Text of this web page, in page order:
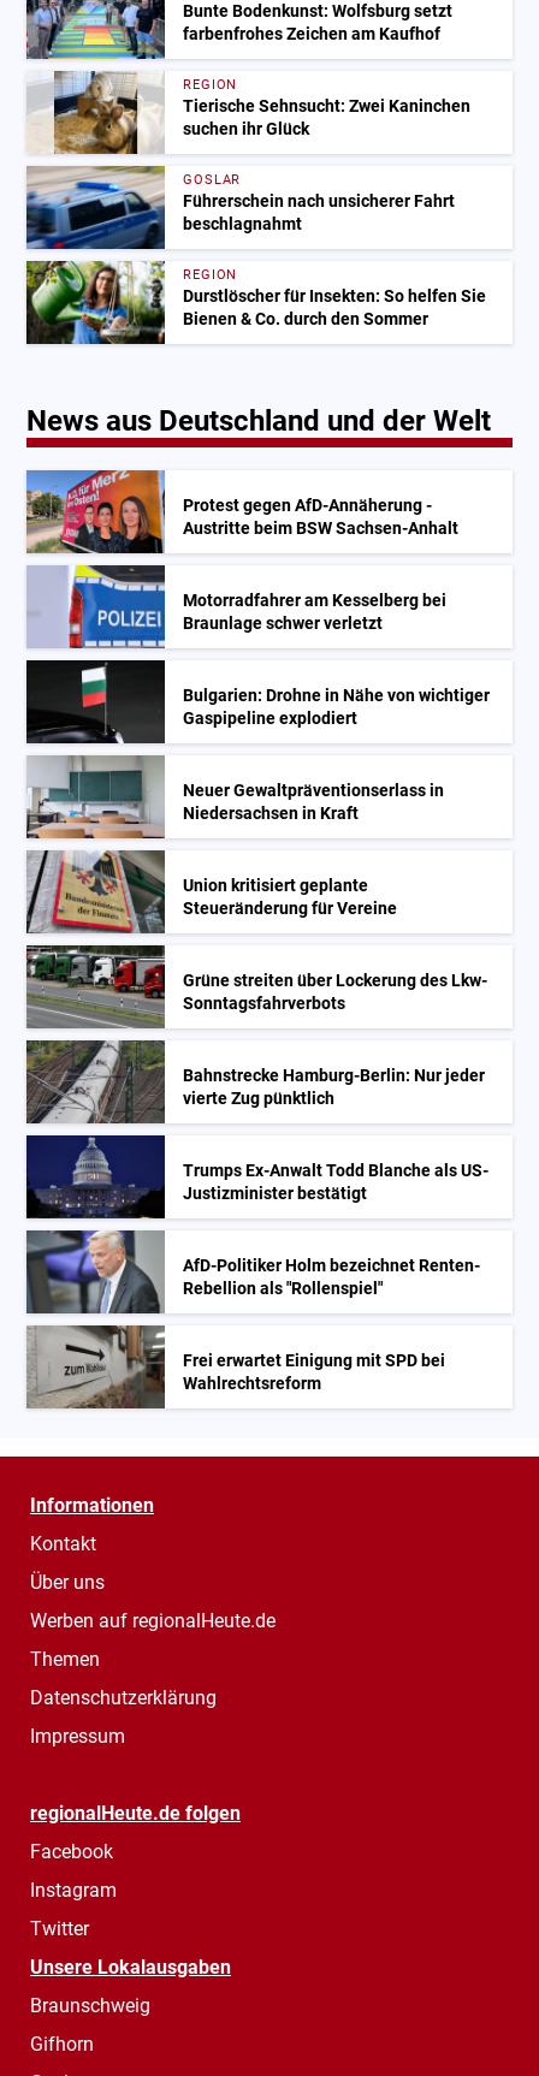
Bunte Bodenkunst: Wolfsburg setzt
farbenfrohes Zeichen am Kaufhof
REGION
Tierische Sehnsucht: Zwei Kaninchen
suchen ihr Glück
GOSLAR
Führerschein nach unsicherer Fahrt
beschlagnahmt
REGION
Durstlöscher für Insekten: So helfen Sie
Bienen & Co. durch den Sommer
News aus Deutschland und der Welt
Protest gegen AfD-Annäherung -
Austritte beim BSW Sachsen-Anhalt
Motorradfahrer am Kesselberg bei
Braunlage schwer verletzt
Bulgarien: Drohne in Nähe von wichtiger
Gaspipeline explodiert
Neuer Gewaltpräventionserlass in
Niedersachsen in Kraft
Union kritisiert geplante
Steueränderung für Vereine
Grüne streiten über Lockerung des Lkw-
Sonntagsfahrverbots
Bahnstrecke Hamburg-Berlin: Nur jeder
vierte Zug pünktlich
Trumps Ex-Anwalt Todd Blanche als US-
Justizminister bestätigt
AfD-Politiker Holm bezeichnet Renten-
Rebellion als "Rollenspiel"
Frei erwartet Einigung mit SPD bei
Wahlrechtsreform
Informationen
Kontakt
Über uns
Werben auf regionalHeute.de
Themen
Datenschutzerklärung
Impressum
regionalHeute.de folgen
Facebook
Instagram
Twitter
Unsere Lokalausgaben
Braunschweig
Gifhorn